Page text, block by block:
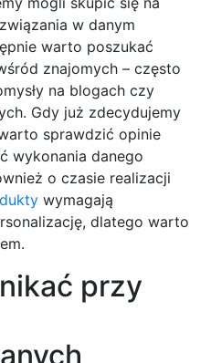
w danym
warto poszukać
znajomych – często
na blogach czy
Gdy już zdecydujemy
sprawdzić opinie
wykonania danego
o czasie realizacji
wymagają
dlatego warto
przy